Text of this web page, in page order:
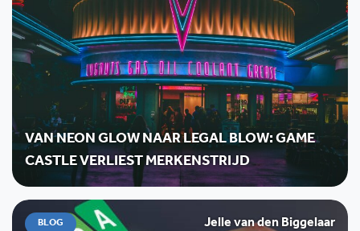
VAN NEON GLOW NAAR LEGAL BLOW: GAME
CASTLE VERLIEST MERKENSTRIJD
BLOG Jelle van den Biggelaar